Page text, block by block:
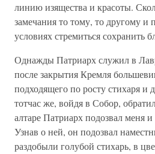
линию изящества и красоты.
замечания то тому, то другому и
условиях стремиться сохранить
Однажды Патриарх служил в
после закрытия Кремля
подходящего по росту стихаря и
тотчас же, войдя в Собор,
алтаре Патриарх подозвал меня
Узнав о ней, он подозвал
раздобыли голубой стихарь, в